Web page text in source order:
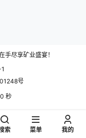
尽享矿业盛宴！
号
秒
索 菜单 我的